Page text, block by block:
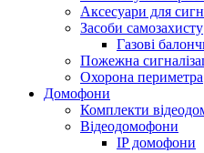
Аксесуари для
Засоби самозахисту
Газові
Пожежна
Охорона периметра
Домофони
Комплекти
Відеодомофони
IP домофони